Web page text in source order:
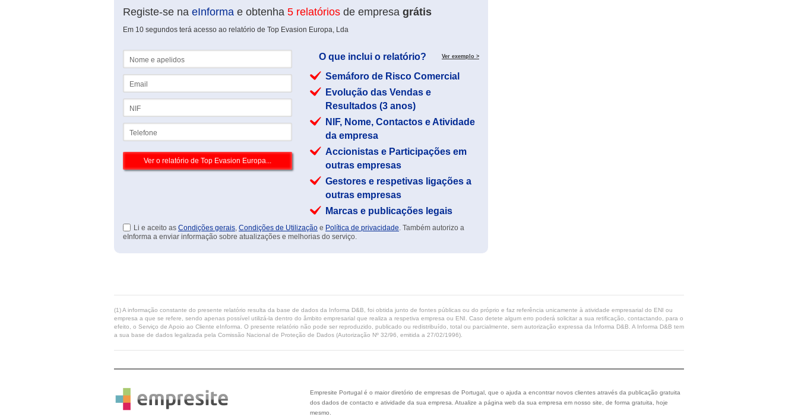
Registe-se na eInforma e obtenha 5 relatórios de empresa grátis
Em 10 segundos terá acesso ao relatório de Top Evasion Europa, Lda
O que inclui o relatório? Ver exemplo >
Semáforo de Risco Comercial
Evolução das Vendas e
Resultados (3 anos)
NIF, Nome, Contactos e Atividade
da empresa
Accionistas e Participações em
outras empresas
Gestores e respetivas ligações a
outras empresas
Marcas e publicações legais
Li e aceito as Condições gerais, Condições de Utilização e Política de privacidade. Também autorizo a
eInforma a enviar informação sobre atualizações e melhorias do serviço.
(1) A informação constante do presente relatório resulta da base de dados da Informa D&B, foi obtida junto de fontes públicas ou do próprio e faz referência unicamente à atividade empresarial do ENI ou
empresa a que se refere, sendo apenas possível utilizá-la dentro do âmbito empresarial que realiza a respetiva empresa ou ENI. Caso detete algum erro poderá solicitar a sua retificação, contactando, para o
efeito, o Serviço de Apoio ao Cliente eInforma. O presente relatório não pode ser reproduzido, publicado ou redistribuído, total ou parcialmente, sem autorização expressa da Informa D&B. A Informa D&B tem
a sua base de dados legalizada pela Comissão Nacional de Proteção de Dados (Autorização Nº 32/96, emitida a 27/02/1996).
Empresite Portugal é o maior diretório de empresas de Portugal, que o ajuda a encontrar novos clientes através da publicação gratuita
dos dados de contacto e atividade da sua empresa. Atualize a página web da sua empresa em nosso site, de forma gratuita, hoje
mesmo.